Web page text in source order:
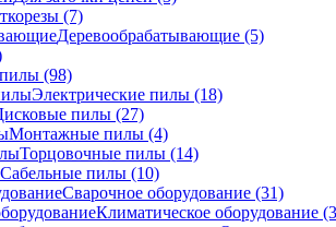
(7)
Деревообрабатывающие (5)
(98)
Электрические пилы (18)
пилы (27)
Монтажные пилы (4)
Торцовочные пилы (14)
Сабельные пилы (10)
Сварочное оборудование (31)
Климатическое оборудование